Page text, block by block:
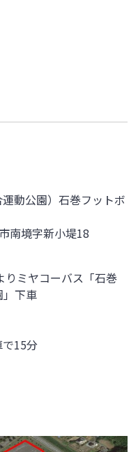
動公園）石巻フットボ
南境字新小堤18
りミヤコーバス「石巻
」下車
で15分